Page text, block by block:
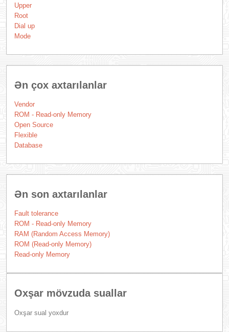
Upper
Root
Dial up
Mode
Ən çox axtarılanlar
Vendor
ROM - Read-only Memory
Open Source
Flexible
Database
Ən son axtarılanlar
Fault tolerance
ROM - Read-only Memory
RAM (Random Access Memory)
ROM (Read-only Memory)
Read-only Memory
Oxşar mövzuda suallar
Oxşar sual yoxdur